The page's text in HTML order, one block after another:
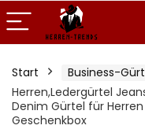
Start Business-
Herren,Ledergürtel
Denim Gürtel für
Geschenkbox